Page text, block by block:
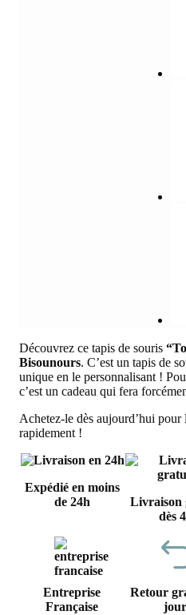
Découvrez ce tapis de souris
Bisounours. C’est un tapis de
unique en le personnalisant !
c’est un cadeau qui fera
Achetez-le dès aujourd’hui
rapidement !
Expédié en moins
de 24h
Livraison
dès
Entreprise
Française
Retour